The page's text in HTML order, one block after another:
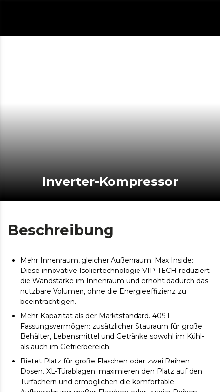
Inverter-Kompressor
Beschreibung
Mehr Innenraum, gleicher Außenraum. Max Inside:
Diese innovative Isoliertechnologie VIP TECH reduziert
die Wandstärke im Innenraum und erhöht dadurch das
nutzbare Volumen, ohne die Energieeffizienz zu
beeinträchtigen.
Mehr Kapazität als der Marktstandard. 409 l
Fassungsvermögen: zusätzlicher Stauraum für große
Behälter, Lebensmittel und Getränke sowohl im Kühl-
als auch im Gefrierbereich.
Bietet Platz für große Flaschen oder zwei Reihen
Dosen. XL-Türablagen: maximieren den Platz auf den
Türfächern und ermöglichen die komfortable